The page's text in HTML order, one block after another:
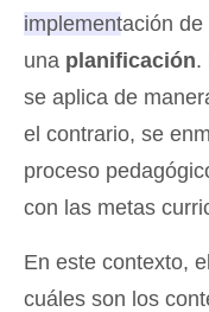
implementación
una planificación.
se aplica de
el contrario, se
proceso
con las metas
En este contexto,
cuáles son los